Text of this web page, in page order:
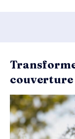
couverture